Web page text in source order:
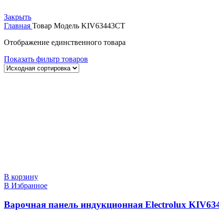
Закрыть
Главная Товар Модель KIV63443CT
Отображение единственного товара
Показать фильтр товаров
В корзину
В Избранное
Варочная панель индукционная Electrolux